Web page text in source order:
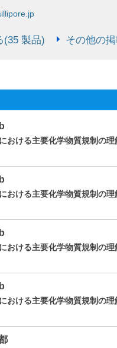
(35 製品) その他の
おける主要化学物質規制の
おける主要化学物質規制の
おける主要化学物質規制の
おける主要化学物質規制の